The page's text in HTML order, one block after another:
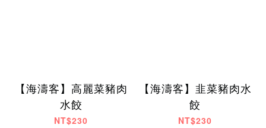
【海濤客】高麗菜豬肉
水餃
NT$230
【海濤客】韭菜豬肉水
餃
NT$230